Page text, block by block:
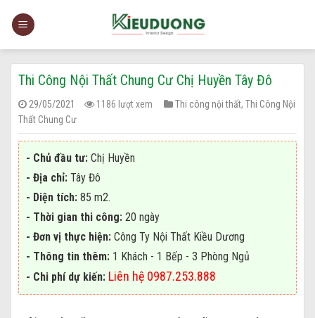
Thi Công Nội Thất Chung Cư Chị Huyền Tây Đô
29/05/2021 1186 lượt xem Thi công nội thất, Thi Công Nội
Thất Chung Cư
- Chủ đầu tư: Chị Huyền
- Địa chỉ: Tây Đô
- Diện tích: 85 m2.
- Thời gian thi công: 20 ngày
- Đơn vị thực hiện: Công Ty Nội Thất Kiều Dương
- Thông tin thêm: 1 Khách - 1 Bếp - 3 Phòng Ngủ
- Chi phí dự kiến: Liên hệ 0987.253.888